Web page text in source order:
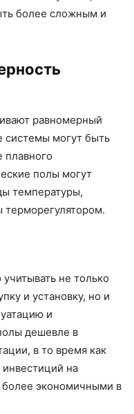
более сложным и
равномерный
системы могут быть
полы могут
температуры,
не только
и установку, но и
и
дешевле в
в то время как
на
более экономичными в